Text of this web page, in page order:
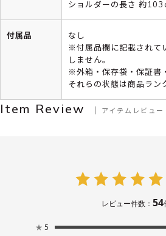
ショルダーの長さ 約
付属品
なし
※付属品欄に記載されて
しません。
※外箱・保存袋・保証書
それらの状態は商品ラン
Item Review アイテムレビュー
レビュー件数： 54
★ 5